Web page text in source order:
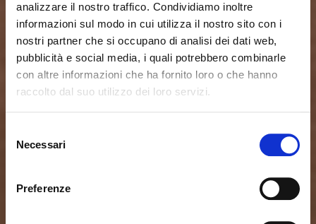
analizzare il nostro traffico. Condividiamo inoltre
informazioni sul modo in cui utilizza il nostro sito con i
nostri partner che si occupano di analisi dei dati web,
pubblicità e social media, i quali potrebbero combinarle
con altre informazioni che ha fornito loro o che hanno
raccolto dal suo utilizzo dei loro servizi.
delNecessari
Preferenze
Seems like you’re browsing from Close
International. Would you like to switch to the site in